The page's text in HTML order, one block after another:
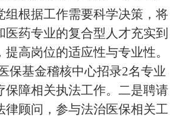
组根据工作需要科学决策，将
医药专业的复合型人才充实到
高岗位的适应性与专业性。
保基金稽核中心招录2名专业
保障相关执法工作。二是聘请
律顾问，参与法治医保相关工